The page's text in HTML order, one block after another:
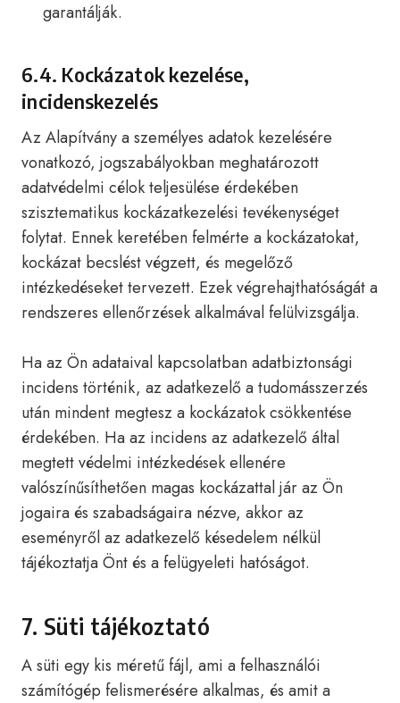
garantálják.
6.4. Kockázatok kezelése,
incidenskezelés
Az Alapítvány a személyes adatok kezelésére
vonatkozó, jogszabályokban meghatározott
adatvédelmi célok teljesülése érdekében
szisztematikus kockázatkezelési tevékenységet
folytat. Ennek keretében felmérte a kockázatokat,
kockázat becslést végzett, és megelőző
intézkedéseket tervezett. Ezek végrehajthatóságát a
rendszeres ellenőrzések alkalmával felülvizsgálja.
Ha az Ön adataival kapcsolatban adatbiztonsági
incidens történik, az adatkezelő a tudomásszerzés
után mindent megtesz a kockázatok csökkentése
érdekében. Ha az incidens az adatkezelő által
megtett védelmi intézkedések ellenére
valószínűsíthetően magas kockázattal jár az Ön
jogaira és szabadságaira nézve, akkor az
eseményről az adatkezelő késedelem nélkül
tájékoztatja Önt és a felügyeleti hatóságot.
7. Süti tájékoztató
A süti egy kis méretű fájl, ami a felhasználói
számítógép felismerésére alkalmas, és amit a